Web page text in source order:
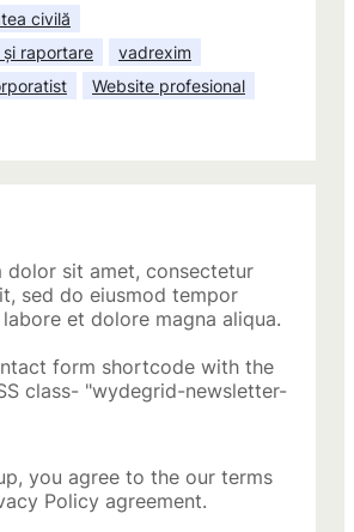
civilă
raportare
vadrexim
Website profesional
dolor sit amet, consectetur
sed do eiusmod tempor
et dolore magna aliqua.
form shortcode with the
class- "wydegrid-newsletter-
you agree to the our terms
Policy agreement.